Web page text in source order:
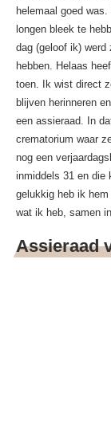
helemaal goed
longen bleek te
dag (geloof ik) werd
hebben. Helaas
toen. Ik wist direct
blijven herinneren
een assieraad. In
crematorium waar
nog een
inmiddels 31 en die
gelukkig heb ik
wat ik heb, samen
Assieraad